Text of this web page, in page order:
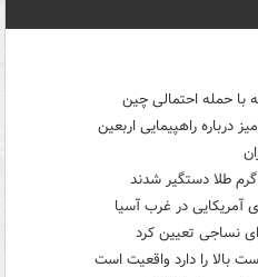
با حمله احتمالی چین
درباره راهپیمایی اربعین
آمریکایی در غرب آسیا
نساجی تعیین کرد
بالا را دارد واقعیت است